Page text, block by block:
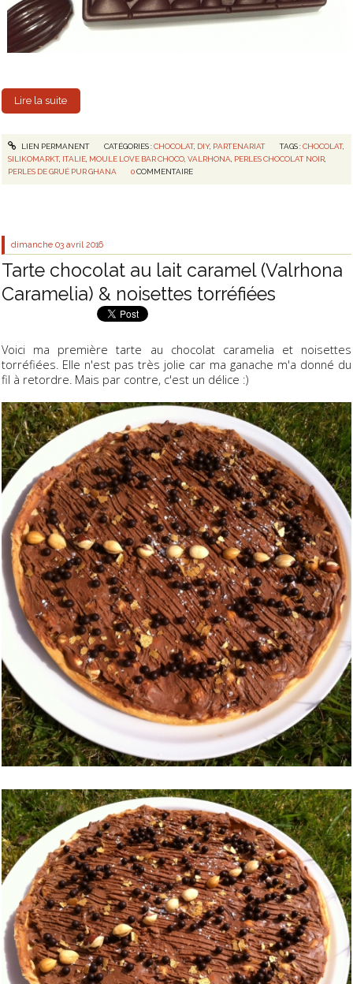
Lire la suite
LIEN PERMANENT CATÉGORIES :CHOCOLAT, DIY, PARTENARIAT TAGS :CHOCOLAT,
SILIKOMARKT, ITALIE MOULE LOVE BAR CHOCO ,VALRHONA PERLES CHOCOLAT NOIR
PERLES DE GRUÉ PUR GHANA
0 COMMENTAIRE
dimanche 03 avril 2016
Tarte chocolat au lait caramel (Valrhona
Caramelia) & noisettes torréfiées
Voici ma première tarte au chocolat caramelia et noisettes
torréfiées. Elle n'est pas très jolie car ma ganache m'a donné du
fil à retordre. Mais par contre, c'est un délice :)